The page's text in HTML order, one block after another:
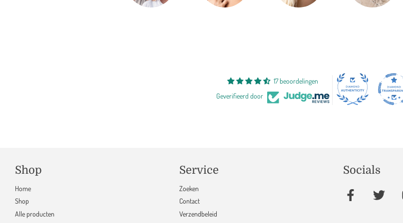
17 beoordelingen
Geverifieerd door
Shop
Home
Shop
Alle producten
Service
Zoeken
Contact
Verzendbeleid
Socials